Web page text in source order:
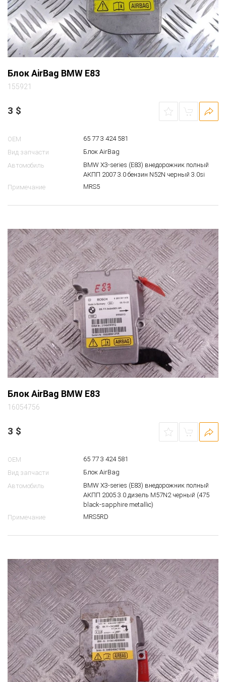
Блок AirBag BMW E83
155921
3 $
OEM
65 77 3 424 581
Вид запчасти
Блок AirBag
Автомобиль
BMW X3-series (E83) внедорожник полный
АКПП 2007 3.0 бензин N52N черный 3.0si
Примечание
MRS5
Блок AirBag BMW E83
16054756
3 $
OEM
65 77 3 424 581
Вид запчасти
Блок AirBag
Автомобиль
BMW X3-series (E83) внедорожник полный
АКПП 2005 3.0 дизель M57N2 черный (475
black-sapphire metallic)
Примечание
MRS5RD